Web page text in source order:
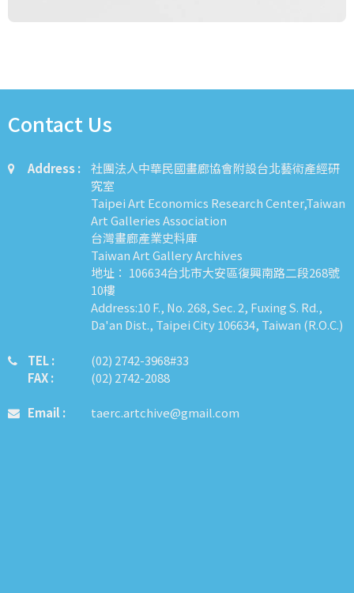
Contact Us
Address :
社團法人中華民國畫廊協會附設台北藝術產經研
究室
Taipei Art Economics Research Center,Taiwan
Art Galleries Association
台灣畫廊產業史料庫
Taiwan Art Gallery Archives
地址： 106634台北市大安區復興南路二段268號
10樓
Address:10 F., No. 268, Sec. 2, Fuxing S. Rd.,
Da'an Dist., Taipei City 106634, Taiwan (R.O.C.)
TEL :
FAX :
​​​​(02) 2742-3968#33
(02) 2742-2088
Email : taerc.artchive@gmail.com